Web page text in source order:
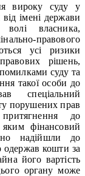
вироку суду у
імені держави
волі власника,
правового
усі ризики
рішень,
суду та
такої особи до
спеціальний
порушених прав
до
яким фінансовий
надійшли до
кошти за
його вартість
органу може